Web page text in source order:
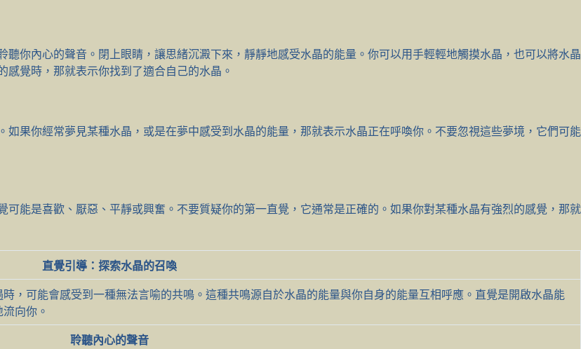
你內心的聲音。閉上眼睛，讓思緒沉澱下來，靜靜地感受水晶的能量。你可以用手輕輕地觸摸水晶，也可以將水晶
覺時，那就表示你找到了適合自己的水晶。
果你經常夢見某種水晶，或是在夢中感受到水晶的能量，那就表示水晶正在呼喚你。不要忽視這些夢境，它們可能
能是喜歡、厭惡、平靜或興奮。不要質疑你的第一直覺，它通常是正確的。如果你對某種水晶有強烈的感覺，那就
直覺引導：探索水晶的召喚
，可能會感受到一種無法言喻的共鳴。這種共鳴源自於水晶的能量與你自身的能量互相呼應。直覺是開啟水晶能
向你。
聆聽內心的聲音